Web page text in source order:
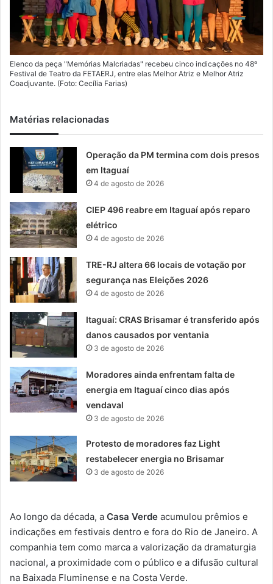
Elenco da peça "Memórias Malcriadas" recebeu cinco indicações no 48º
Festival de Teatro da FETAERJ, entre elas Melhor Atriz e Melhor Atriz
Coadjuvante. (Foto: Cecília Farias)
Matérias relacionadas
Operação da PM termina com dois presos
em Itaguaí
4 de agosto de 2026
CIEP 496 reabre em Itaguaí após reparo
elétrico
4 de agosto de 2026
TRE-RJ altera 66 locais de votação por
segurança nas Eleições 2026
4 de agosto de 2026
Itaguaí: CRAS Brisamar é transferido após
danos causados por ventania
3 de agosto de 2026
Moradores ainda enfrentam falta de
energia em Itaguaí cinco dias após
vendaval
3 de agosto de 2026
Protesto de moradores faz Light
restabelecer energia no Brisamar
3 de agosto de 2026
Ao longo da década, a Casa Verde acumulou prêmios e
indicações em festivais dentro e fora do Rio de Janeiro. A
companhia tem como marca a valorização da dramaturgia
nacional, a proximidade com o público e a difusão cultural
na Baixada Fluminense e na Costa Verde.